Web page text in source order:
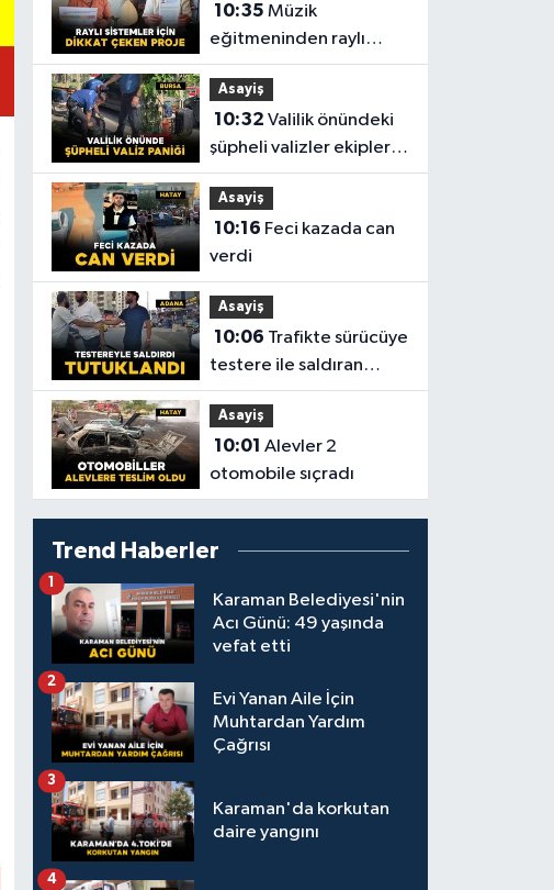
10:35
eğitmeninden raylı
sistemler için dikkat
çeken proje
Asayiş
10:32
şüpheli valizler ekipleri
harekete geçirdi
Asayiş
10:16
verdi
Asayiş
10:06
testere ile saldıran
şüpheli tutuklandı
Asayiş
10:01
otomobile sıçradı
Trend Haberler
Karaman Belediyesi'nin
Acı Günü: 49 yaşında
vefat etti
1
Evi Yanan Aile İçin
Muhtardan Yardım
Çağrısı
2
Karaman'da korkutan
daire yangını
3
4